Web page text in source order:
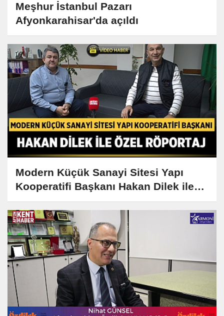
Meşhur İstanbul Pazarı
Afyonkarahisar'da açıldı
Modern Küçük Sanayi Sitesi Yapı
Kooperatifi Başkanı Hakan Dilek ile
Özel Röportaj